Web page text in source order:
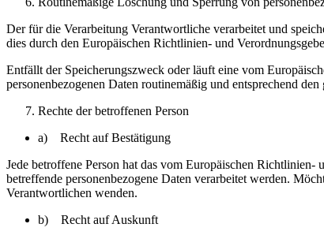
Der für die Verarbeitung Verantwortliche verarbeitet und
dies durch den Europäischen Richtlinien- und
Entfällt der Speicherungszweck oder läuft eine vom
personenbezogenen Daten routinemäßig und entsprechend
Rechte der betroffenen Person
a) Recht auf Bestätigung
Jede betroffene Person hat das vom Europäischen
betreffende personenbezogene Daten verarbeitet werden.
Verantwortlichen wenden.
b) Recht auf Auskunft